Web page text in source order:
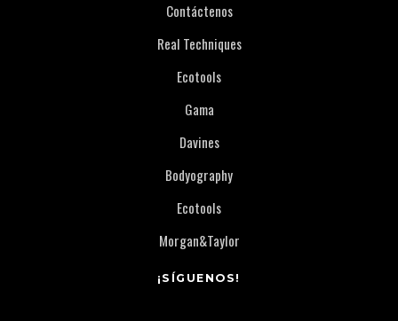
Contáctenos
Real Techniques
Ecotools
Gama
Davines
Bodyography
Ecotools
Morgan&Taylor
¡SÍGUENOS!